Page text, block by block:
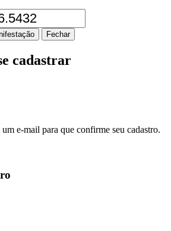
Fechar
cadastrar
e-mail para que confirme seu cadastro.